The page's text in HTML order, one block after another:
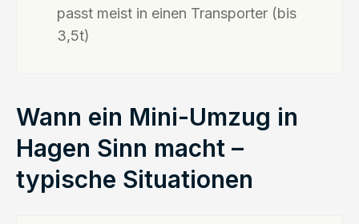
passt meist in einen Transporter (bis
3,5t)
Wann ein Mini-Umzug in
Hagen Sinn macht –
typische Situationen